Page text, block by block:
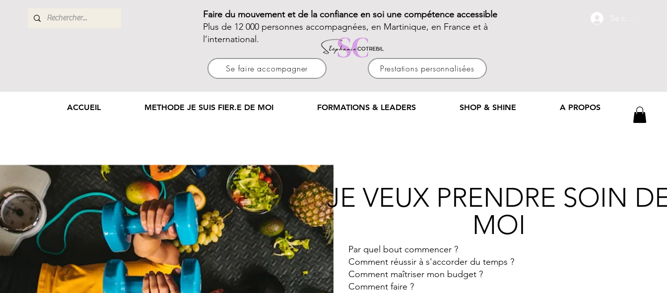
Faire du mouvement et de la confiance en soi une compétence accessible
Plus de 12 000 personnes accompagnées, en Martinique, en France et à
l’international.
Se faire accompagner Prestations personnalisées
Se connecter
ACCUEIL METHODE JE SUIS FIER.E DE MOI FORMATIONS & LEADERS SHOP & SHINE A PROPOS
JE VEUX PRENDRE SOIN
MOI
Par quel bout commencer ?
Comment réussir à s'accorder du temps ?
Comment maîtriser mon budget ?
Comment faire ?